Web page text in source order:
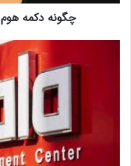
چگونه دکمه